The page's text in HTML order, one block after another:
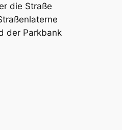
die Straße
der Parkbank